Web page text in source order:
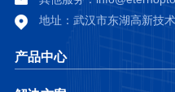
地址： 武汉市东湖高新技
产品中心